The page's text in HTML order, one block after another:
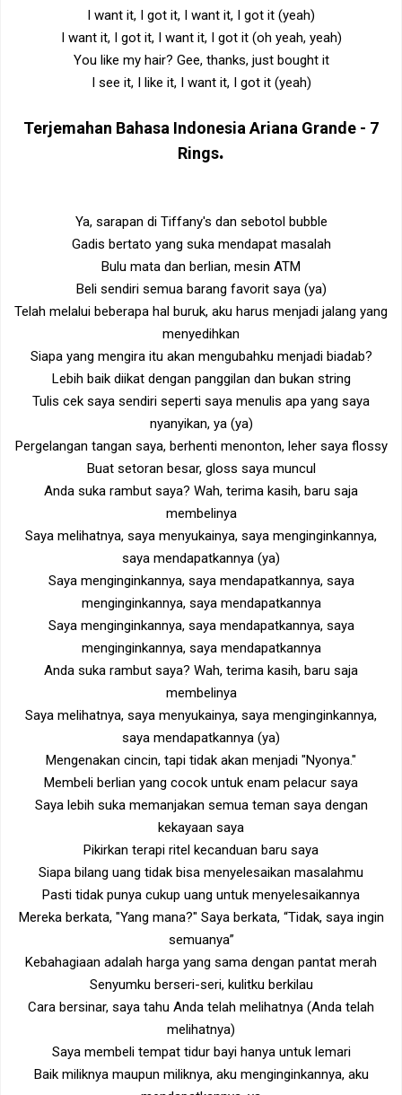
I want it, I got it, I want it, I got it (yeah)
I want it, I got it, I want it, I got it (oh yeah, yeah)
You like my hair? Gee, thanks, just bought it
I see it, I like it, I want it, I got it (yeah)
Terjemahan Bahasa Indonesia Ariana Grande - 7
Rings.
Ya, sarapan di Tiffany's dan sebotol bubble
Gadis bertato yang suka mendapat masalah
Bulu mata dan berlian, mesin ATM
Beli sendiri semua barang favorit saya (ya)
Telah melalui beberapa hal buruk, aku harus menjadi jalang yang
menyedihkan
Siapa yang mengira itu akan mengubahku menjadi biadab?
Lebih baik diikat dengan panggilan dan bukan string
Tulis cek saya sendiri seperti saya menulis apa yang saya
nyanyikan, ya (ya)
Pergelangan tangan saya, berhenti menonton, leher saya flossy
Buat setoran besar, gloss saya muncul
Anda suka rambut saya? Wah, terima kasih, baru saja
membelinya
Saya melihatnya, saya menyukainya, saya menginginkannya,
saya mendapatkannya (ya)
Saya menginginkannya, saya mendapatkannya, saya
menginginkannya, saya mendapatkannya
Saya menginginkannya, saya mendapatkannya, saya
menginginkannya, saya mendapatkannya
Anda suka rambut saya? Wah, terima kasih, baru saja
membelinya
Saya melihatnya, saya menyukainya, saya menginginkannya,
saya mendapatkannya (ya)
Mengenakan cincin, tapi tidak akan menjadi "Nyonya."
Membeli berlian yang cocok untuk enam pelacur saya
Saya lebih suka memanjakan semua teman saya dengan
kekayaan saya
Pikirkan terapi ritel kecanduan baru saya
Siapa bilang uang tidak bisa menyelesaikan masalahmu
Pasti tidak punya cukup uang untuk menyelesaikannya
Mereka berkata, "Yang mana?" Saya berkata, “Tidak, saya ingin
semuanya”
Kebahagiaan adalah harga yang sama dengan pantat merah
Senyumku berseri-seri, kulitku berkilau
Cara bersinar, saya tahu Anda telah melihatnya (Anda telah
melihatnya)
Saya membeli tempat tidur bayi hanya untuk lemari
Baik miliknya maupun miliknya, aku menginginkannya, aku